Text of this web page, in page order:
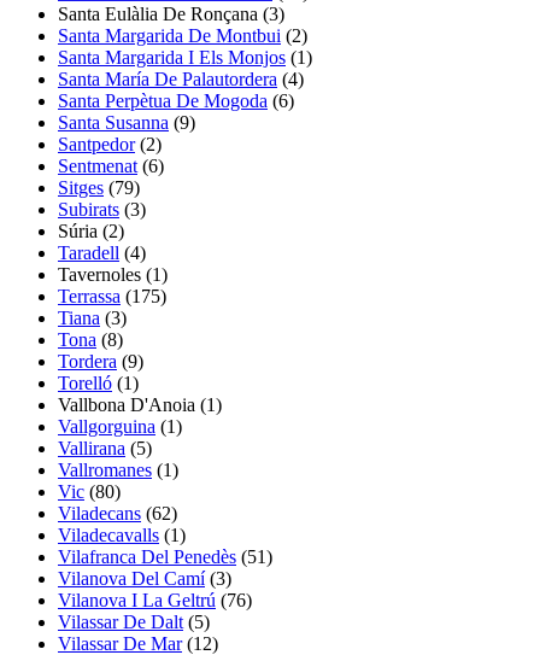
Santa Eulàlia De Ronçana (3)
Santa Margarida De Montbui (2)
Santa Margarida I Els Monjos (1)
Santa María De Palautordera (4)
Santa Perpètua De Mogoda (6)
Santa Susanna (9)
Santpedor(2)
Sentmenat (6)
Sitges (79)
Subirats (3)
Súria (2)
Taradell (4)
Tavernoles (1)
Terrassa (175)
Tiana (3)
Tona (8)
Tordera (9)
Torelló (1)
Vallbona D'Anoia (1)
Vallgorguina (1)
Vallirana (5)
Vallromanes (1)
Vic (80)
Viladecans (62)
Viladecavalls (1)
Vilafranca Del Penedès (51)
Vilanova Del Camí(3)
Vilanova I La Geltrú (76)
Vilassar De Dalt (5)
Vilassar De Mar(12)